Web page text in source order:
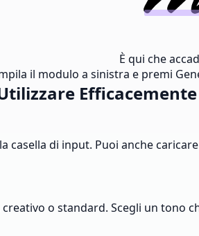
È qui che
il modulo a sinistra e premi
di input. Puoi anche
o standard. Scegli un